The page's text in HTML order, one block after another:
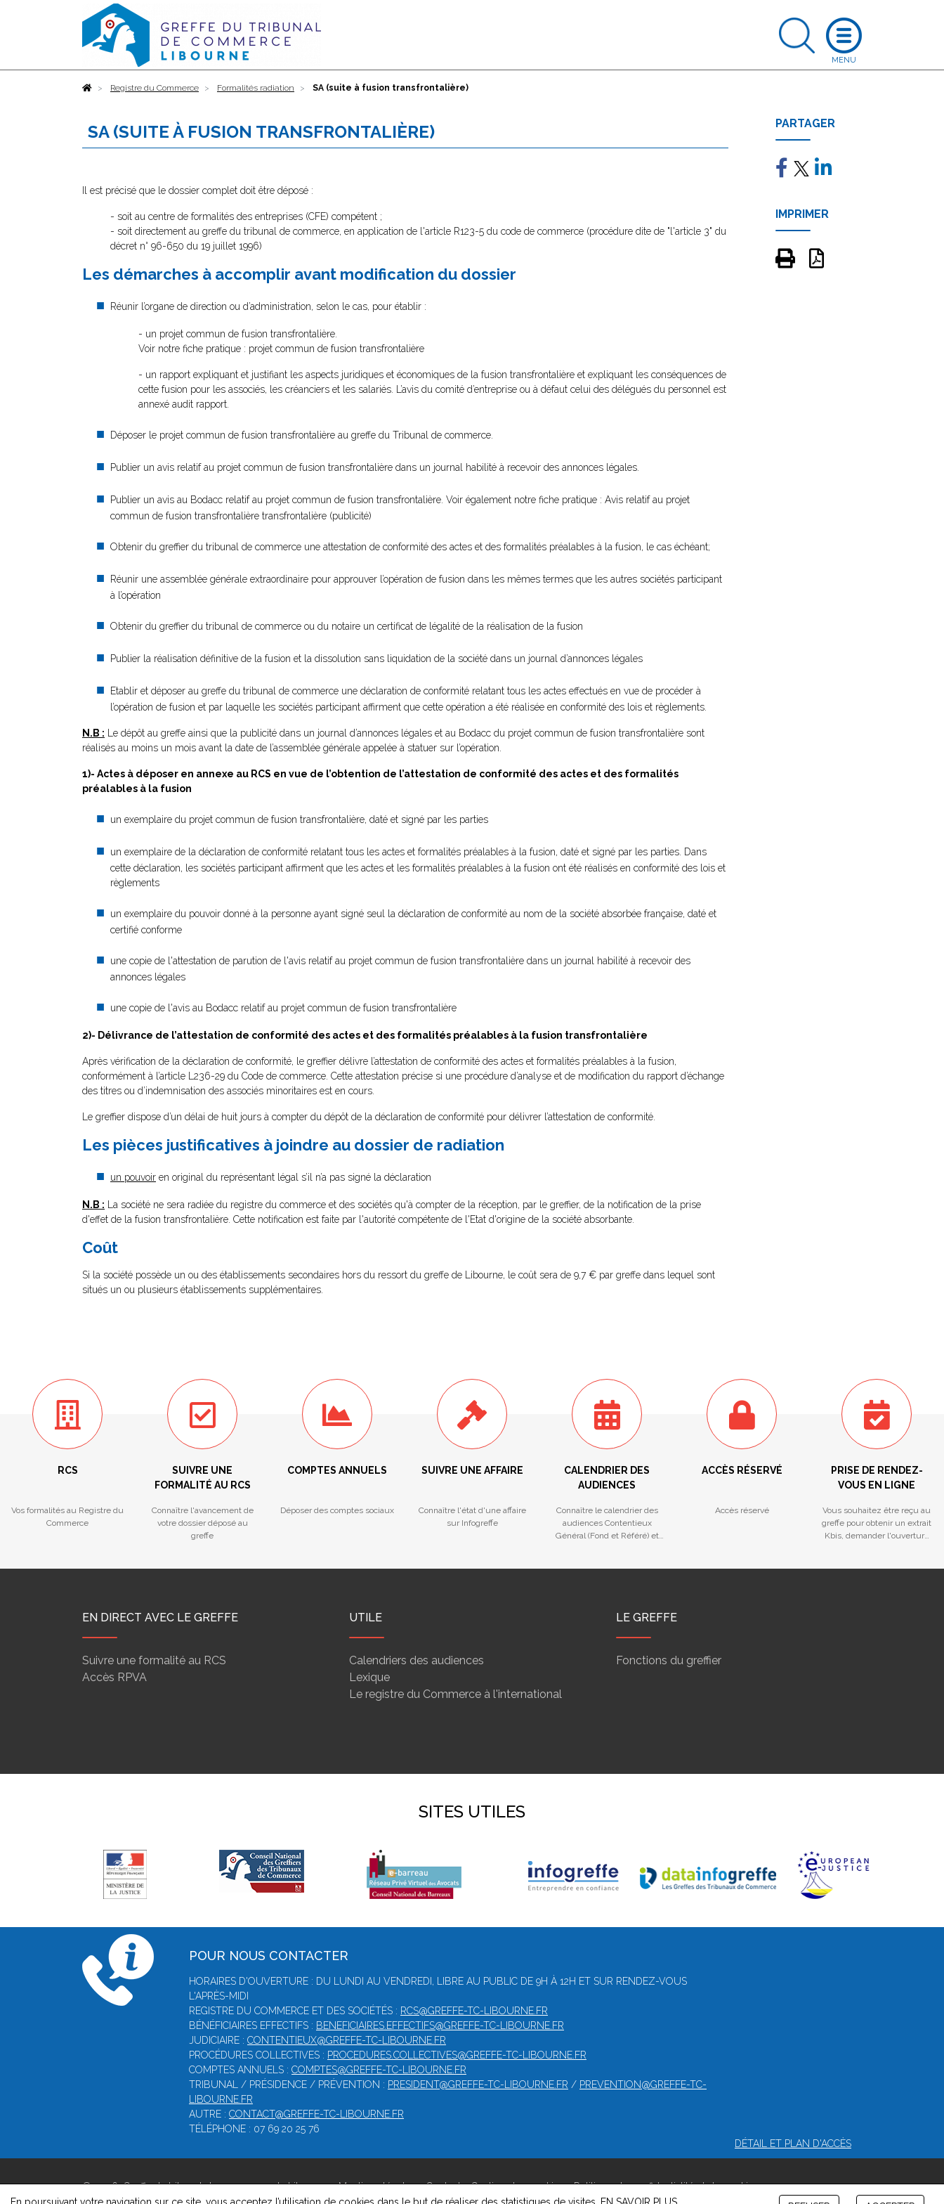
AccueilRegistre du Commerce Formalités radiation SA (suite à fusion transfrontalière)
SA (SUITE À FUSION TRANSFRONTALIÈRE)
Il est précisé que le dossier complet doit être déposé :
- soit au centre de formalités des entreprises (CFE) compétent ;
- soit directement au greffe du tribunal de commerce, en application de l'article R123-5 du code de commerce (procédure dite de "l'article 3" du
décret n° 96-650 du 19 juillet 1996)
Les démarches à accomplir avant modification du dossier
Réunir l’organe de direction ou d’administration, selon le cas, pour établir :
- un projet commun de fusion transfrontalière.
Voir notre fiche pratique : projet commun de fusion transfrontalière
- un rapport expliquant et justifiant les aspects juridiques et économiques de la fusion transfrontalière et expliquant les conséquences de
cette fusion pour les associés, les créanciers et les salariés. L’avis du comité d’entreprise ou à défaut celui des délégués du personnel est
annexé audit rapport.
Déposer le projet commun de fusion transfrontalière au greffe du Tribunal de commerce.
Publier un avis relatif au projet commun de fusion transfrontalière dans un journal habilité à recevoir des annonces légales.
Publier un avis au Bodacc relatif au projet commun de fusion transfrontalière. Voir également notre fiche pratique : Avis relatif au projet
commun de fusion transfrontalière transfrontalière (publicité)
Obtenir du greffier du tribunal de commerce une attestation de conformité des actes et des formalités préalables à la fusion, le cas échéant;
Réunir une assemblée générale extraordinaire pour approuver l’opération de fusion dans les mêmes termes que les autres sociétés participant
à l’opération
Obtenir du greffier du tribunal de commerce ou du notaire un certificat de légalité de la réalisation de la fusion
Publier la réalisation définitive de la fusion et la dissolution sans liquidation de la société dans un journal d’annonces légales
Etablir et déposer au greffe du tribunal de commerce une déclaration de conformité relatant tous les actes effectués en vue de procéder à
l’opération de fusion et par laquelle les sociétés participant affirment que cette opération a été réalisée en conformité des lois et règlements.
N.B : Le dépôt au greffe ainsi que la publicité dans un journal d’annonces légales et au Bodacc du projet commun de fusion transfrontalière sont
réalisés au moins un mois avant la date de l’assemblée générale appelée à statuer sur l’opération.
1)- Actes à déposer en annexe au RCS en vue de l’obtention de l’attestation de conformité des actes et des formalités
préalables à la fusion
un exemplaire du projet commun de fusion transfrontalière, daté et signé par les parties
un exemplaire de la déclaration de conformité relatant tous les actes et formalités préalables à la fusion, daté et signé par les parties. Dans
cette déclaration, les sociétés participant affirment que les actes et les formalités préalables à la fusion ont été réalisés en conformité des lois et
règlements
un exemplaire du pouvoir donné à la personne ayant signé seul la déclaration de conformité au nom de la société absorbée française, daté et
certifié conforme
une copie de l'attestation de parution de l'avis relatif au projet commun de fusion transfrontalière dans un journal habilité à recevoir des
annonces légales
une copie de l'avis au Bodacc relatif au projet commun de fusion transfrontalière
2)- Délivrance de l’attestation de conformité des actes et des formalités préalables à la fusion transfrontalière
Après vérification de la déclaration de conformité, le greffier délivre l’attestation de conformité des actes et formalités préalables à la fusion,
conformément à l’article L236-29 du Code de commerce. Cette attestation précise si une procédure d’analyse et de modification du rapport d’échange
des titres ou d’indemnisation des associés minoritaires est en cours.
Le greffier dispose d’un délai de huit jours à compter du dépôt de la déclaration de conformité pour délivrer l’attestation de conformité.
Les pièces justificatives à joindre au dossier de radiation
un pouvoir en original du représentant légal s’il n’a pas signé la déclaration
N.B : La société ne sera radiée du registre du commerce et des sociétés qu'à compter de la réception, par le greffier, de la notification de la prise
d'effet de la fusion transfrontalière. Cette notification est faite par l'autorité compétente de l'Etat d'origine de la société absorbante.
Coût
Si la société possède un ou des établissements secondaires hors du ressort du greffe de Libourne, le coût sera de 9,7 € par greffe dans lequel sont
situés un ou plusieurs établissements supplémentaires.
PARTAGER
IMPRIMER
RCS
Vos formalités au Registre du
Commerce
SUIVRE UNE
FORMALITÉ AU RCS
Connaître l'avancement de
votre dossier déposé au
greffe
COMPTES ANNUELS
Déposer des comptes sociaux
SUIVRE UNE AFFAIRE
Connaître l'état d'une affaire
sur Infogreffe
CALENDRIER DES
AUDIENCES
Connaître le calendrier des
audiences Contentieux
Général (Fond et Référé) et
ACCÈS RÉSERVÉ
Accès réservé
PRISE DE RENDEZ-
VOUS EN LIGNE
Vous souhaitez être reçu au
greffe pour obtenir un extrait
Kbis, demander l'ouverture
EN DIRECT AVEC LE GREFFE
Suivre une formalité au RCS
Accès RPVA
UTILE
Calendriers des audiences
Lexique
Le registre du Commerce à l'international
LE GREFFE
Fonctions du greffier
SITES UTILES
POUR NOUS CONTACTER
HORAIRES D'OUVERTURE : DU LUNDI AU VENDREDI, LIBRE AU PUBLIC DE 9H À 12H ET SUR RENDEZ-VOUS
L'APRÈS-MIDI
REGISTRE DU COMMERCE ET DES SOCIÉTÉS : RCS@GREFFE-TC-LIBOURNE.FR
BÉNÉFICIAIRES EFFECTIFS : BENEFICIAIRES.EFFECTIFS@GREFFE-TC-LIBOURNE.FR
JUDICIAIRE : CONTENTIEUX@GREFFE-TC-LIBOURNE.FR
PROCÉDURES COLLECTIVES : PROCEDURES.COLLECTIVES@GREFFE-TC-LIBOURNE.FR
COMPTES ANNUELS : COMPTES@GREFFE-TC-LIBOURNE.FR
TRIBUNAL / PRÉSIDENCE / PRÉVENTION : PRESIDENT@GREFFE-TC-LIBOURNE.FR / PREVENTION@GREFFE-TC-
LIBOURNE.FR
AUTRE : CONTACT@GREFFE-TC-LIBOURNE.FR
TÉLÉPHONE : 07 69 20 25 76
DÉTAIL ET PLAN D'ACCÈS
© 2026, Greffe du tribunal de commerce de Libourne -Mentions légales-Contact-Gestion des cookies-Politique de confidentialité et de cookies
Version : 1.8.1